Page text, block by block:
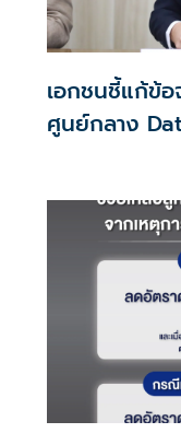
เอกชนชี้แก้ข้
ศูนย์กลาง